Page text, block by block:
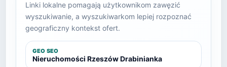
Linki lokalne pomagają użytkownikom zawęzić
wyszukiwanie, a wyszukiwarkom lepiej rozpoznać
geograficzny kontekst ofert.
GEO SEO
Nieruchomości Rzeszów Drabinianka